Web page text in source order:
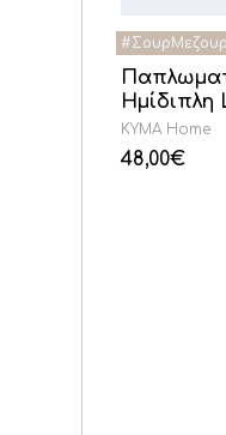
KYMA Home
48,00€